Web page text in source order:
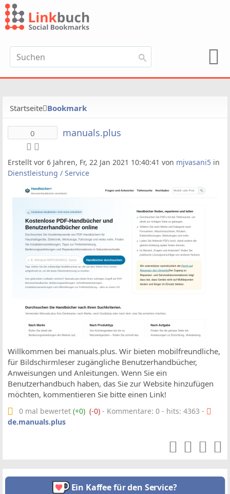
Startseite Bookmark
0 manuals.plus
Erstellt vor 6 Jahren, Fr, 22 Jan 2021 10:40:41 von mjvasani5 in
Dienstleistung / Service
Willkommen bei manuals.plus. Wir bieten mobilfreundliche,
für Bildschirmleser zugängliche Benutzerhandbücher,
Anweisungen und Anleitungen. Wenn Sie ein
Benutzerhandbuch haben, das Sie zur Website hinzufügen
möchten, kommentieren Sie bitte einen Link!
0 mal bewertet (+0) (-0) - Kommentare: 0 - hits: 4363 -
de.manuals.plus
Ein Kaffee für den Service?